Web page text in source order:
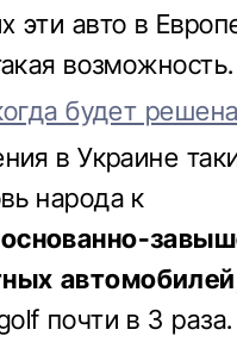
эти авто в
возможность.
будет
в Украине
народа к
почти в 3 раза.